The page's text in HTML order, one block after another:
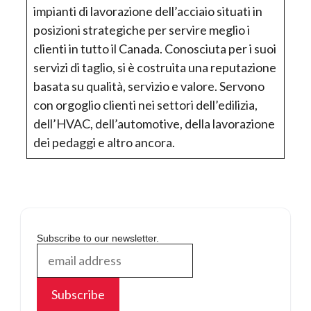
impianti di lavorazione dell’acciaio situati in
posizioni strategiche per servire meglio i
clienti in tutto il Canada. Conosciuta per i suoi
servizi di taglio, si è costruita una reputazione
basata su qualità, servizio e valore. Servono
con orgoglio clienti nei settori dell’edilizia,
dell’HVAC, dell’automotive, della lavorazione
dei pedaggi e altro ancora.
Subscribe to our newsletter.